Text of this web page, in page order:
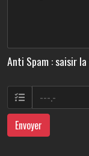
Anti Spam : saisir
Envoyer